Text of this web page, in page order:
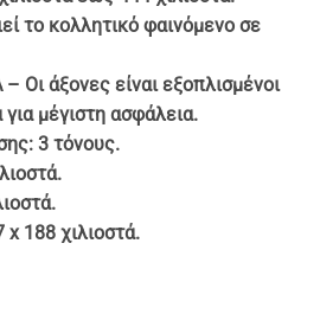
το κολλητικό φαινόμενο σε
άξονες είναι εξοπλισμένοι
μέγιστη ασφάλεια.
3 τόνους.
188 χιλιοστά.